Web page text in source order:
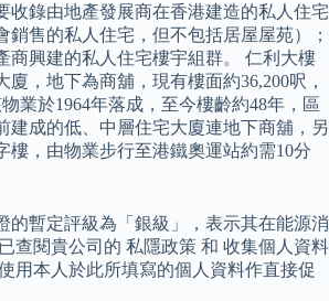
收錄由地產發展商在香港建造的私人住宅
銷售的私人住宅，但不包括居屋屋苑）；
商興建的私人住宅樓宇組群。 仁利大樓
廈，地下為商舖，現有樓面約36,200呎，
業於1964年落成，至今樓齡約48年，區
建成的低、中層住宅大廈連地下商舖，另
樓，由物業步行至港鐵奧運站約需10分
的暫定評級為「銀級」，表示其在能源消
查閱貴公司的 私隱政策 和 收集個人資料
用本人於此所填寫的個人資料作直接促